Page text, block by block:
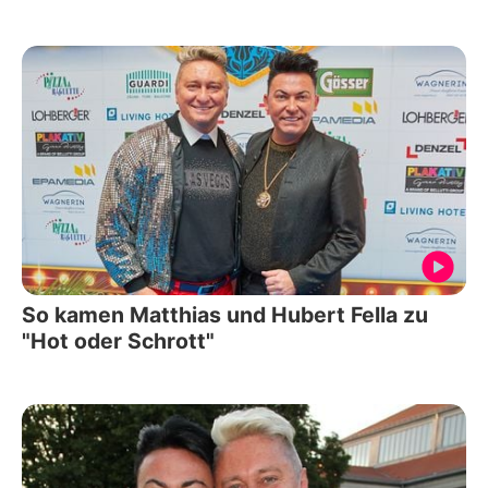
So kamen Matthias und Hubert Fella zu
"Hot oder Schrott"